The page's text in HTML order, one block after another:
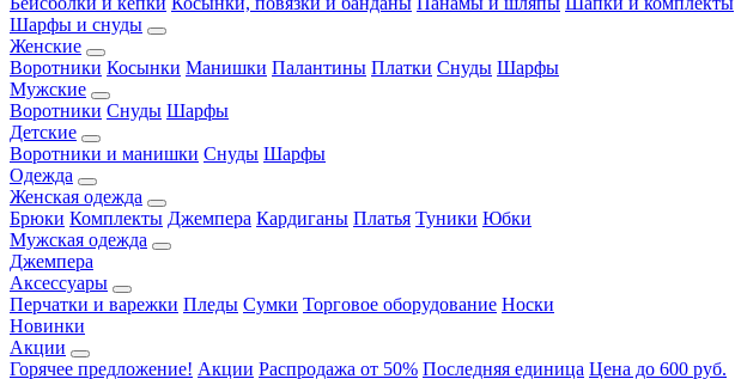
Шарфы и снуды
Женские
Воротники Косынки Манишки Палантины Платки Снуды Шарфы
Мужские
Воротники Снуды Шарфы
Детские
Воротники и манишки Снуды Шарфы
Одежда
Женская одежда
Брюки Комплекты Джемпера Кардиганы Платья Туники Юбки
Мужская одежда
Джемпера
Аксессуары
Перчатки и варежки Пледы Сумки Торговое оборудование Носки
Новинки
Акции
Горячее предложение! Акции Распродажа от 50% Последняя единица Цена до 600 руб.